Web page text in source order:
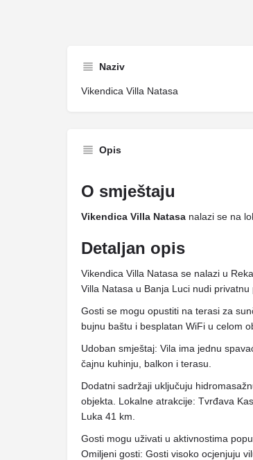
Naziv
Vikendica Villa Natasa
Opis
O smještaju
Vikendica Villa Natasa nalazi se na
Detaljan opis
Vikendica Villa Natasa se nalazi u
Villa Natasa u Banja Luci nudi
Gosti se mogu opustiti na terasi za
bujnu baštu i besplatan WiFi u celom
Udoban smještaj: Vila ima jednu
čajnu kuhinju, balkon i terasu.
Dodatni sadržaji uključuju
objekta. Lokalne atrakcije: Tvrđava
Luka 41 km.
Gosti mogu uživati ​​u aktivnostima
Omiljeni gosti: Gosti visoko ocjenjuju